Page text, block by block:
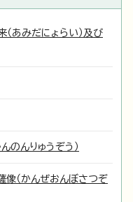
（あみだにょらい）及び
のんりゅうぞう）
像（かんぜおんぼさつぞ